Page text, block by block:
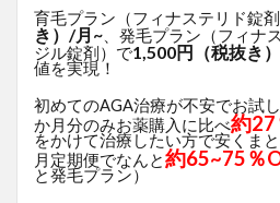
育毛プラン（フィナステリド錠
き）/月~ 、発毛プラン（フィナ
ジル錠剤）で1,500円（税抜き
値を実現！
初めてのAGA治療が不安でお試
か月分のみお薬購入に比べ約27
をかけて治療したい方で安くま
月定期便でなんと約65~75％
と発毛プラン）